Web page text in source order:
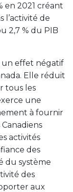
en 2021 créant
l’activité de
2,7 % du PIB
un effet négatif
Elle réduit
tous les
une
à fournir
activités
des
du système
des
aux